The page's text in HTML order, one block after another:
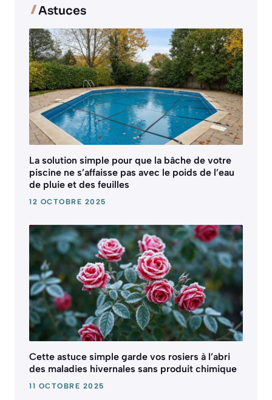
Astuces
La solution simple pour que la bâche de votre
piscine ne s’affaisse pas avec le poids de l’eau
de pluie et des feuilles
12 OCTOBRE 2025
Cette astuce simple garde vos rosiers à l’abri
des maladies hivernales sans produit chimique
11 OCTOBRE 2025